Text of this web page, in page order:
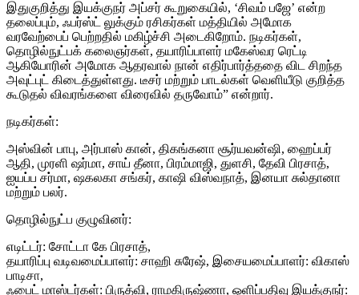
இதுகுறித்து இயக்குநர் அப்சர் கூறுகையில், ‘சிவம் பஜே’ என்ற
தலைப்பும், ஃபர்ஸ்ட் லுக்கும் ரசிகர்கள் மத்தியில் அமோக
வரவேற்பைப் பெற்றதில் மகிழ்ச்சி அடைகிறோம். நடிகர்கள்,
தொழில்நுட்பக் கலைஞர்கள், தயாரிப்பாளர் மகேஸ்வர ரெட்டி
ஆகியோரின் அமோக ஆதரவால் நான் எதிர்பார்த்ததை விட சிறந்த
அவுட்புட் கிடைத்துள்ளது. டீசர் மற்றும் பாடல்கள் வெளியீடு குறித்த
கூடுதல் விவரங்களை விரைவில் தருவோம்” என்றார்.
நடிகர்கள்:
அஸ்வின் பாபு, அர்பாஸ் கான், திகங்கனா சூர்யவன்ஷி, ஹைப்பர்
ஆதி, முரளி ஷர்மா, சாய் தீனா, பிரம்மாஜி, துளசி, தேவி பிரசாத்,
ஐயப்ப சர்மா, ஷகலகா சங்கர், காஷி விஸ்வநாத், இனயா சுல்தானா
மற்றும் பலர்.
தொழில்நுட்ப குழுவினர்:
எடிட்டர்: சோட்டா கே பிரசாத்,
தயாரிப்பு வடிவமைப்பாளர்: சாஹி சுரேஷ், இசையமைப்பாளர்: விகாஸ்
பாடிசா,
ஃபைட் மாஸ்டர்கள்: பிருத்வி, ராமகிருஷ்ணா, ஒளிப்பதிவு இயக்குநர்: